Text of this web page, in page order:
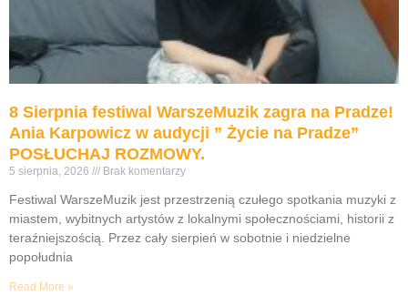
8 Sierpnia festiwal WarszeMuzik zagra na Pradze!
Ania Karpowicz w audycji ” Życie na Pradze”
POSŁUCHAJ ROZMOWY.
5 sierpnia, 2026 Brak komentarzy
Festiwal WarszeMuzik jest przestrzenią czułego spotkania muzyki z
miastem, wybitnych artystów z lokalnymi społecznościami, historii z
teraźniejszością. Przez cały sierpień w sobotnie i niedzielne
popołudnia
Read More »